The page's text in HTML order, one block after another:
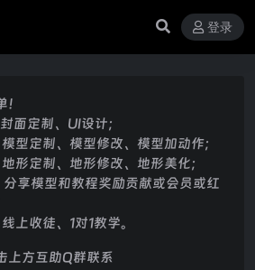
登录
！
面定制、UI设计；
型定制、模型修改、模型加动作；
形定制、地形修改、地形美化；
享模型和教程奖励贡献或会员或红
上收徒、1对1教学。
上方互助Q群联系